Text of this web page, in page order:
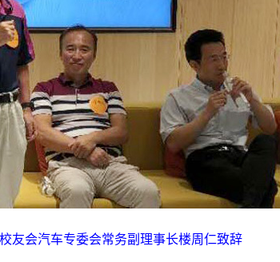
友会汽车专委会常务副理事长楼周仁致辞